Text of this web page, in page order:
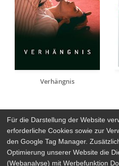
Verhängnis
Arthaus Stores
Für die Darstellung der Website
erforderliche Cookies sowie zur
den Google Tag Manager.
Optimierung unserer Website die
(Webanalyse) mit Werbefunktion